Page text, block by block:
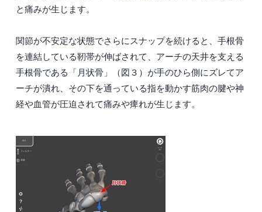
と痛みが生じます。
関節が不安定な状態でさらにスナップを続けると、手根骨
を連結している靭帯が伸ばされて、アーチの天井を支える
手根骨である「月状骨」（図３）が手のひら側にズレてア
ーチが潰れ、その下を通っている指を動かす筋肉の腱や神
経や血管が圧迫されて痛みや痺れが生じます。